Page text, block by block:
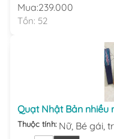
Mua:239.000
Tồn: 52
Quạt Nhật Bản nhiều
Thuộc tính: Nữ, Bé gái,